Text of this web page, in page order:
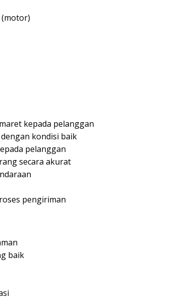
kepada pelanggan
kondisi baik
pelanggan
secara akurat
pengiriman
baik